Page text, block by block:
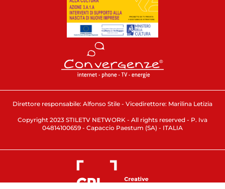
Direttore responsabile: Alfonso Stile - Vicedirettore: Marilina Letizia
Copyright 2023 STILETV NETWORK - All rights reserved - P. Iva
04814100659 - Capaccio Paestum (SA) - ITALIA